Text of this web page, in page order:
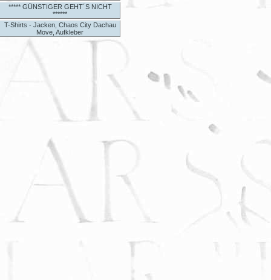
***** GÜNSTIGER GEHT´S NICHT
******
T-Shirts - Jacken, Chaos City Dachau
Move, Aufkleber